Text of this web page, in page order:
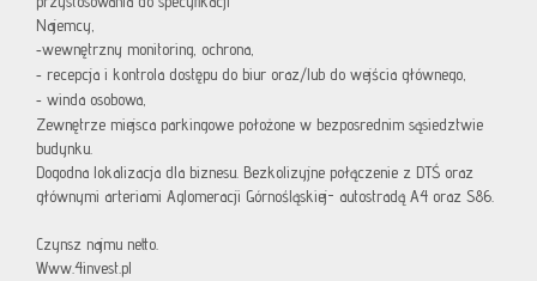
Najemcy,
-wewnętrzny monitoring, ochrona,
- recepcja i kontrola dostępu do biur oraz/lub do wejścia głównego,
- winda osobowa,
Zewnętrze miejsca parkingowe położone w bezposrednim sąsiedztwie
budynku.
Dogodna lokalizacja dla biznesu. Bezkolizyjne połączenie z DTŚ oraz
głównymi arteriami Aglomeracji Górnośląskiej- autostradą A4 oraz S86.
Czynsz najmu netto.
Www.4invest.pl